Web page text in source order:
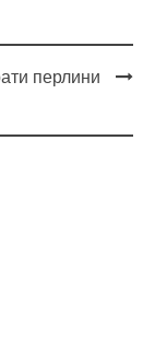
перлини